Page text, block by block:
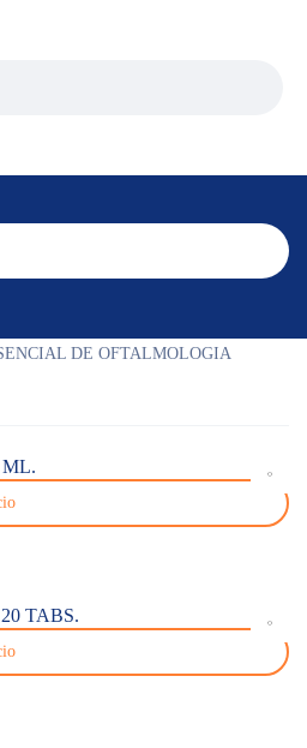
DE OFTALMOLOGIA
ML.
TABS.